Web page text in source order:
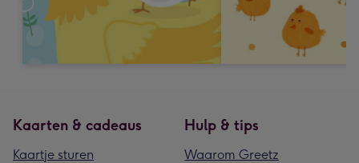
Kaarten & cadeaus
Kaartje sturen
Hulp & tips
Waarom Greetz